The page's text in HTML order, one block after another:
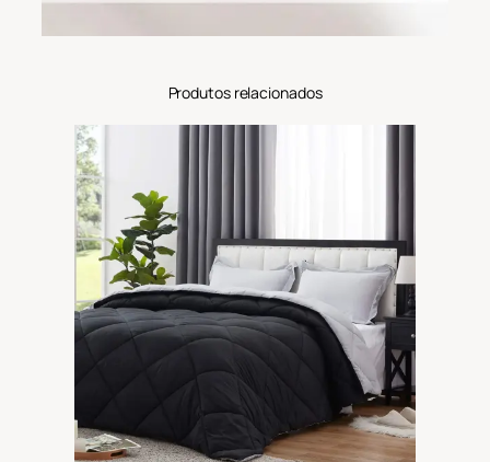
Produtos relacionados